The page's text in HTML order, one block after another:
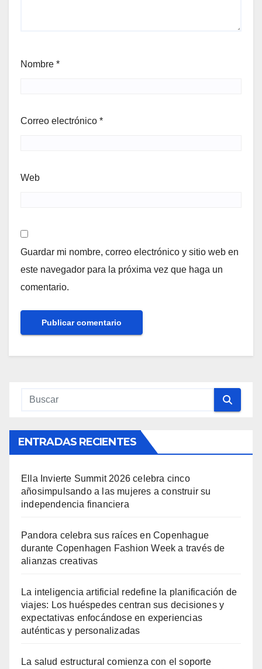
Nombre *
Correo electrónico *
Web
Guardar mi nombre, correo electrónico y sitio web en
este navegador para la próxima vez que haga un
comentario.
ENTRADAS RECIENTES
Ella Invierte Summit 2026 celebra cinco
añosimpulsando a las mujeres a construir su
independencia financiera
Pandora celebra sus raíces en Copenhague
durante Copenhagen Fashion Week a través de
alianzas creativas
La inteligencia artificial redefine la planificación de
viajes: Los huéspedes centran sus decisiones y
expectativas enfocándose en experiencias
auténticas y personalizadas
La salud estructural comienza con el soporte